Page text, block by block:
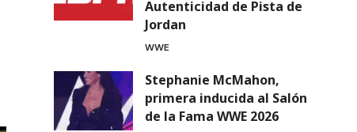
Autenticidad de Pista de
Jordan
WWE
Stephanie McMahon,
primera inducida al Salón
de la Fama WWE 2026